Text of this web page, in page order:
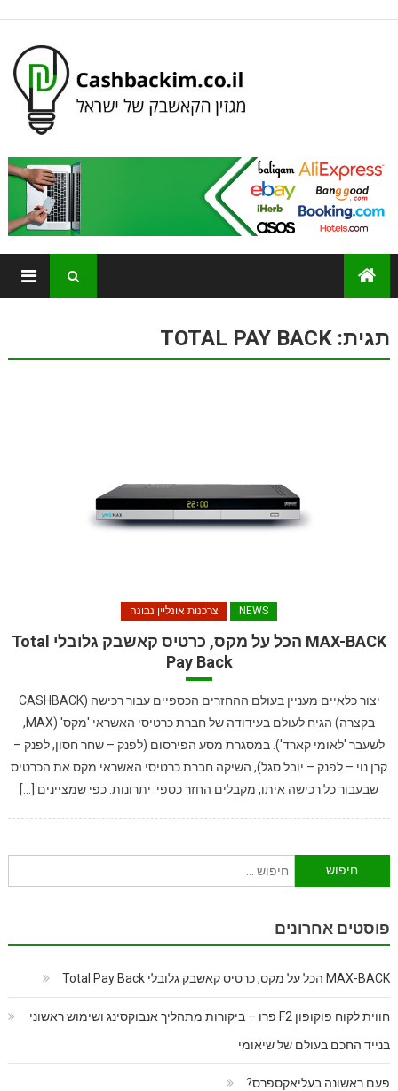
תגית: TOTAL PAY BACK
NEWS צרכנות אונליין נבונה
MAX-BACK הכל על מקס, כרטיס קאשבק גלובלי Total
Pay Back
יצור כלאיים מעניין בעולם ההחזרים הכספיים עבור רכישה (CASHBACK
בקצרה) הגיח לעולם בעידודה של חברת כרטיסי האשראי 'מקס' (MAX,
לשעבר 'לאומי קארד'). במסגרת מסע הפירסום (לפנק – שחר חסון, לפנק –
קרן נוי – לפנק – יובל סגל), השיקה חברת כרטיסי האשראי מקס את הכרטיס
שבעבור כל רכישה איתו, מקבלים החזר כספי. יתרונות: כפי שמציינים […]
חיפוש:
פוסטים אחרונים
MAX-BACK הכל על מקס, כרטיס קאשבק גלובלי Total Pay Back
חווית לקוח פוקופון F2 פרו – ביקורות מתהליך אנבוקסינג ושימוש ראשוני
בנייד החכם בעולם של שיאומי
פעם ראשונה בעליאקספרס?